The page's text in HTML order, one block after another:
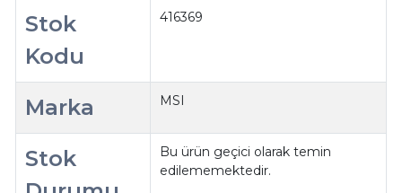
Stok
Kodu
416369
Marka MSI
Stok
Bu ürün geçici olarak temin
edilememektedir.